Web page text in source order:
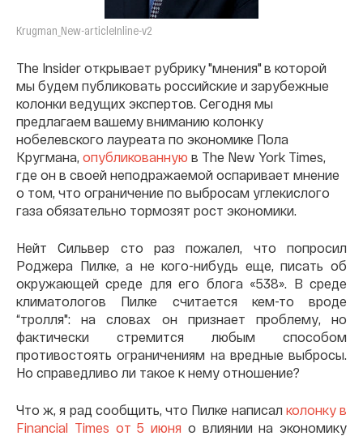
Krugman_New-articleInline-v2
The Insider открывает рубрику "мнения" в которой
мы будем публиковать российские и зарубежные
колонки ведущих экспертов. Сегодня мы
предлагаем вашему вниманию колонку
нобелевского лауреата по экономике Пола
Кругмана, опубликованную в The New York Times,
где он в своей неподражаемой оспаривает мнение
о том, что ограничение по выбросам углекислого
газа обязательно тормозят рост экономики.
Нейт Сильвер сто раз пожалел, что попросил
Роджера Пилке, а не кого-нибудь еще, писать об
окружающей среде для его блога «538». В среде
климатологов Пилке считается кем-то вроде
“тролля": на словах он признает проблему, но
фактически стремится любым способом
противостоять ограничениям на вредные выбросы.
Но справедливо ли такое к нему отношение?
Что ж, я рад сообщить, что Пилке написал колонку в
Financial Times от 5 июня о влиянии на экономику